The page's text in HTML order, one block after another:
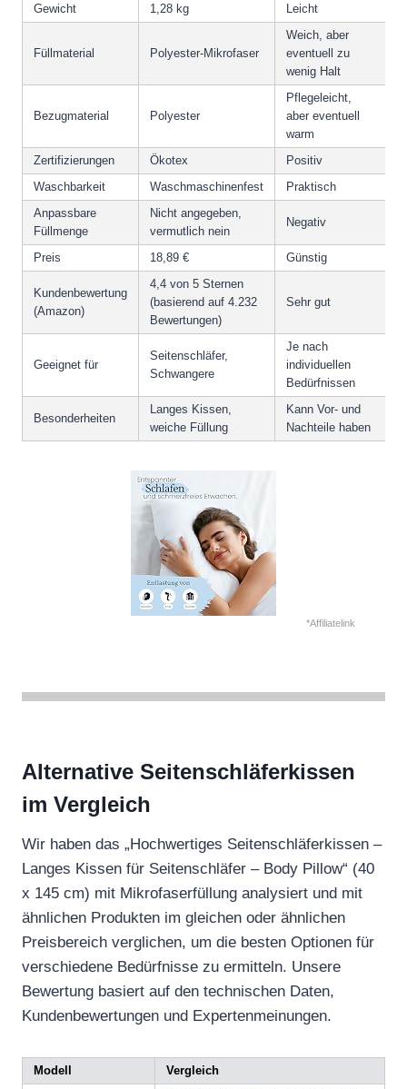
Gewicht
1,28 kg Leicht
Füllmaterial Polyester-Mikrofaser
Weich, aber
eventuell zu
wenig Halt
Bezugmaterial Polyester
Pflegeleicht,
aber eventuell
warm
Zertifizierungen
Ökotex
Positiv
Waschbarkeit
Waschmaschinenfest
Praktisch
Anpassbare
Füllmenge
Nicht angegeben,
vermutlich nein
Negativ
Preis 18,89 € Günstig
Kundenbewertung
(Amazon)
4,4 von 5 Sternen
(basierend auf 4.232
Bewertungen)
Sehr gut
Geeignet für
Seitenschläfer,
Schwangere
Je nach
individuellen
Bedürfnissen
Besonderheiten
Langes Kissen,
weiche Füllung
Kann Vor- und
Nachteile haben
*Affiliatelink
Alternative Seitenschläferkissen
im Vergleich
Wir haben das „Hochwertiges Seitenschläferkissen –
Langes Kissen für Seitenschläfer – Body Pillow“ (40
x 145 cm) mit Mikrofaserfüllung analysiert und mit
ähnlichen Produkten im gleichen oder ähnlichen
Preisbereich verglichen, um die besten Optionen für
verschiedene Bedürfnisse zu ermitteln. Unsere
Bewertung basiert auf den technischen Daten,
Kundenbewertungen und Expertenmeinungen.
Modell Vergleich